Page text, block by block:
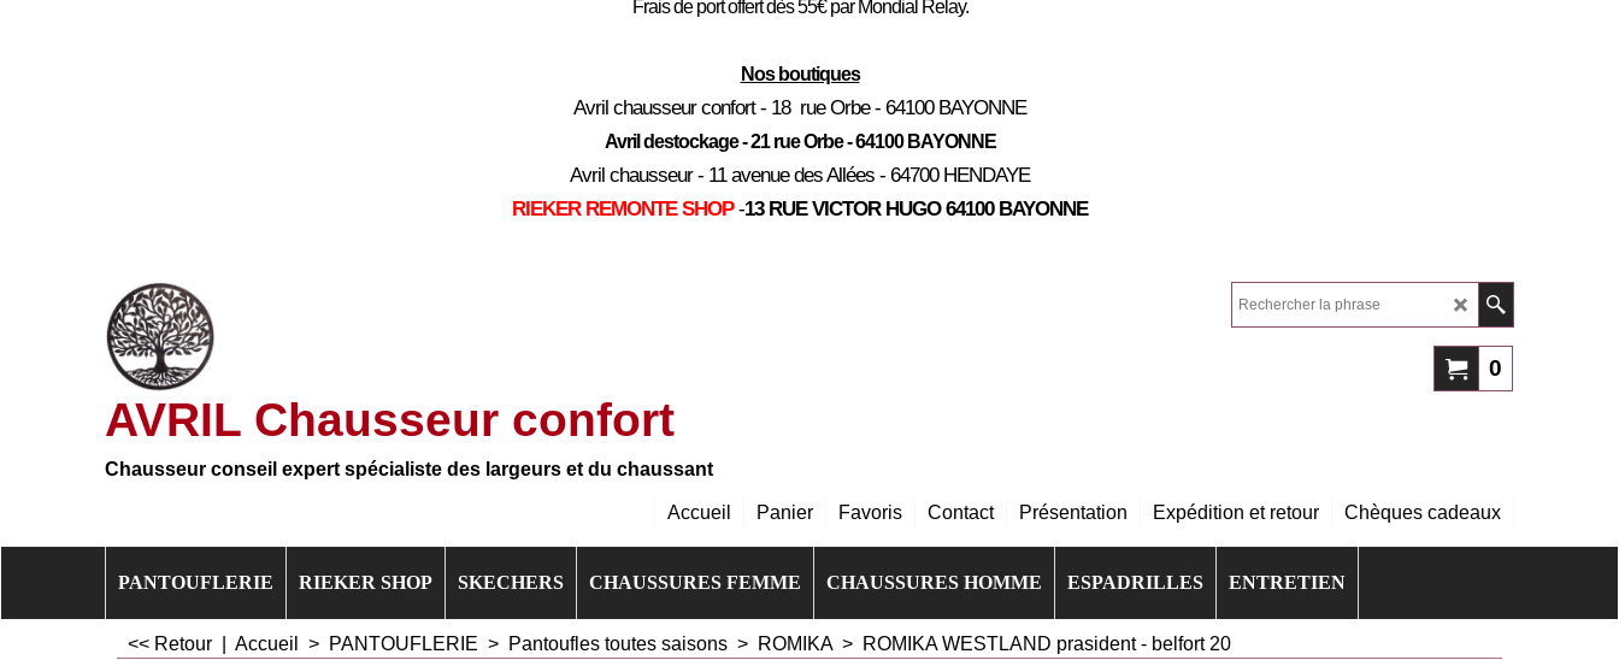
Frais de port offert dès 55€ par Mondial Relay.
Nos boutiques
Avril chausseur confort - 18 rue Orbe - 64100 BAYONNE
Avril destockage - 21 rue Orbe - 64100 BAYONNE
Avril chausseur - 11 avenue des Allées - 64700 HENDAYE
RIEKER REMONTE SHOP -13 RUE VICTOR HUGO 64100 BAYONNE
AVRIL Chausseur confort
Chausseur conseil expert spécialiste des largeurs et du chaussant
0
Accueil Panier Favoris Contact Présentation Expédition et retour Chèques cadeaux
PANTOUFLERIE RIEKER SHOP SKECHERS CHAUSSURES FEMME CHAUSSURES HOMME ESPADRILLES ENTRETIEN
<< Retour Accueil > PANTOUFLERIE > Pantoufles toutes saisons > ROMIKA> ROMIKA WESTLAND prasident - belfort 20